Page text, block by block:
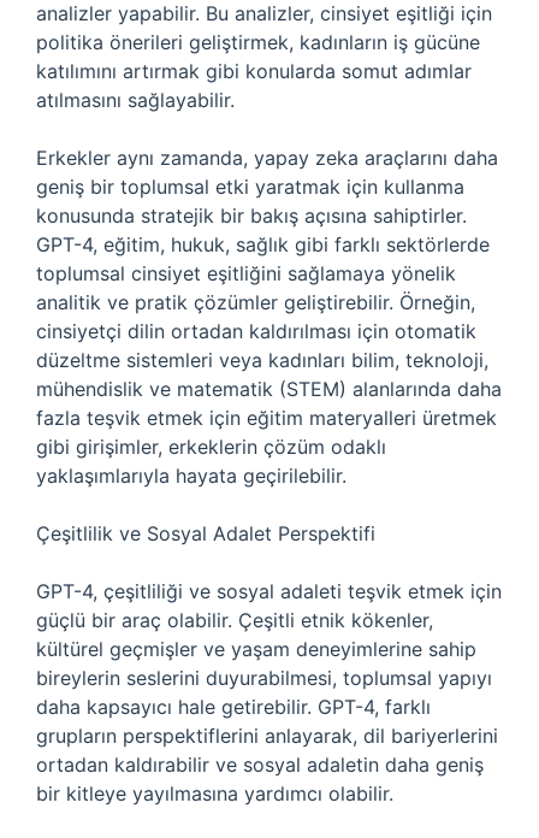
analizler yapabilir. Bu analizler, cinsiyet eşitliği için
politika önerileri geliştirmek, kadınların iş gücüne
katılımını artırmak gibi konularda somut adımlar
atılmasını sağlayabilir.
Erkekler aynı zamanda, yapay zeka araçlarını daha
geniş bir toplumsal etki yaratmak için kullanma
konusunda stratejik bir bakış açısına sahiptirler.
GPT-4, eğitim, hukuk, sağlık gibi farklı sektörlerde
toplumsal cinsiyet eşitliğini sağlamaya yönelik
analitik ve pratik çözümler geliştirebilir. Örneğin,
cinsiyetçi dilin ortadan kaldırılması için otomatik
düzeltme sistemleri veya kadınları bilim, teknoloji,
mühendislik ve matematik (STEM) alanlarında daha
fazla teşvik etmek için eğitim materyalleri üretmek
gibi girişimler, erkeklerin çözüm odaklı
yaklaşımlarıyla hayata geçirilebilir.
Çeşitlilik ve Sosyal Adalet Perspektifi
GPT-4, çeşitliliği ve sosyal adaleti teşvik etmek için
güçlü bir araç olabilir. Çeşitli etnik kökenler,
kültürel geçmişler ve yaşam deneyimlerine sahip
bireylerin seslerini duyurabilmesi, toplumsal yapıyı
daha kapsayıcı hale getirebilir. GPT-4, farklı
grupların perspektiflerini anlayarak, dil bariyerlerini
ortadan kaldırabilir ve sosyal adaletin daha geniş
bir kitleye yayılmasına yardımcı olabilir.